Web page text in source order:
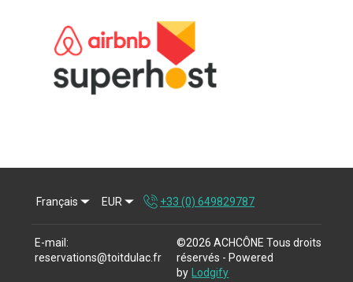
+33 (0) 649829787
Français EUR +33 (0) 649829787
E-mail :
reservations@toitdulac.fr
©2026 ACHCÔNE Tous droits
réservés - Powered
by
Lodgify